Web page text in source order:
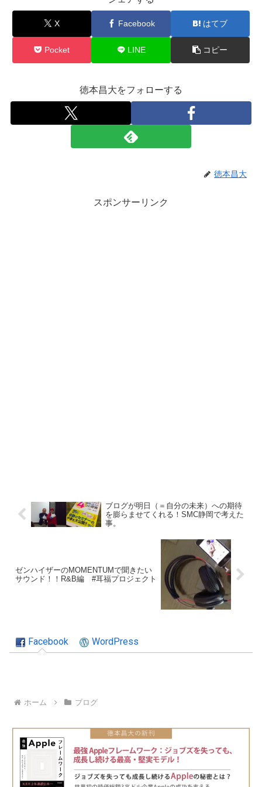
X Facebook はてブ
Pocket LINE コピー
徳本昌大をフォローする
徳本昌大
スポンサーリンク
ブログが明日（＝自分の未来）への期待
を膨らませてくれる！SMC静岡で考えた
事。
ゼンハイザーのMOMENTUMで聞きたい
サウンド！！R&B編 #耳福プロジェクト
Facebook WordPress
ホーム ブログ